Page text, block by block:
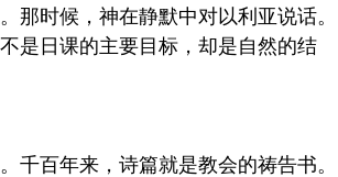
那时候，神在静默中对以利亚说话。
是日课的主要目标，却是自然的结
千百年来，诗篇就是教会的祷告书。